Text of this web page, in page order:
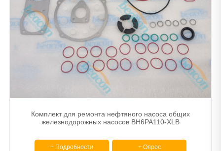
Комплект для ремонта нефтяного насоса общих
железнодорожных насосов BH6PA110-XLB
+ Подробности + Опрос